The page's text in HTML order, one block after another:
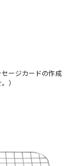
セージカードの作成
）